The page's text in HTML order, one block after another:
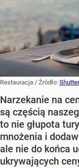
Restauracja / Źródło:
Narzekanie na
są częścią
to nie głupota
mnożenia i
ale nie do końca
ukrywających